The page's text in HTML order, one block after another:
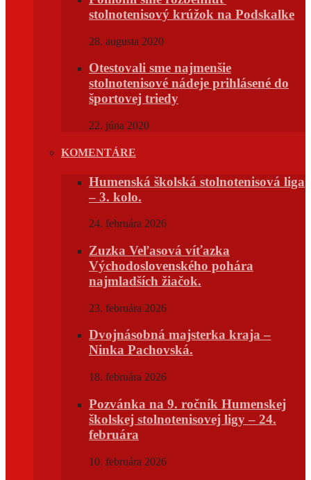
stolnotenisový krúžok na Podskalke
28. augusta 2020
Otestovali sme najmenšie
stolnotenisové nádeje prihlásené do
športovej triedy
22. júna 2020
KOMENTÁRE
Humenská školská stolnotenisová liga
– 3. kolo.
24. februára 2026
Zuzka Veľasová víťazka
Východoslovenského pohára
najmladších žiačok.
23. februára 2026
Dvojnásobná majsterka kraja –
Ninka Pachovská.
18. februára 2026
Pozvánka na 9. ročník Humenskej
školskej stolnotenisovej ligy – 24.
februára
10. februára 2026